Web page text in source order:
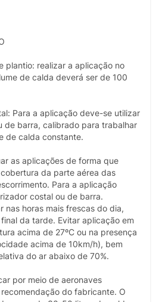
plantio: realizar a aplicação no
de calda deverá ser de 100
Para a aplicação deve-se utilizar
de barra, calibrado para trabalhar
de calda constante.
as aplicações de forma que
da parte aérea das
Para a aplicação
costal ou de barra.
nas horas mais frescas do dia,
da tarde. Evitar aplicação em
acima de 27ºC ou na presença
acima de 10km/h), bem
do ar abaixo de 70%.
por meio de aeronaves
do fabricante. O